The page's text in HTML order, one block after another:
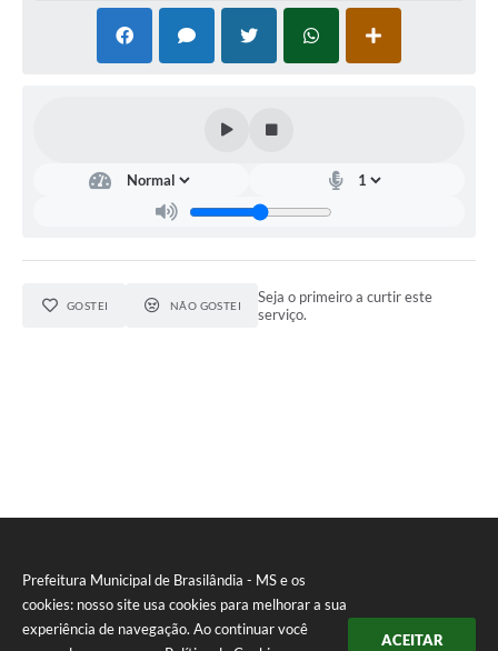
Prefeitura Municipal de Brasilândia - MS e os
cookies: nosso site usa cookies para melhorar a sua
experiência de navegação. Ao continuar você
ACEITAR
GOSTEI NÃO GOSTEI
Seja o primeiro a curtir este
serviço.